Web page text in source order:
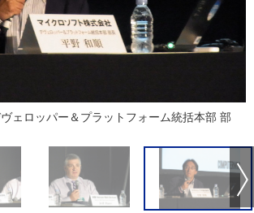
ェロッパー＆プラットフォーム統括本部 部